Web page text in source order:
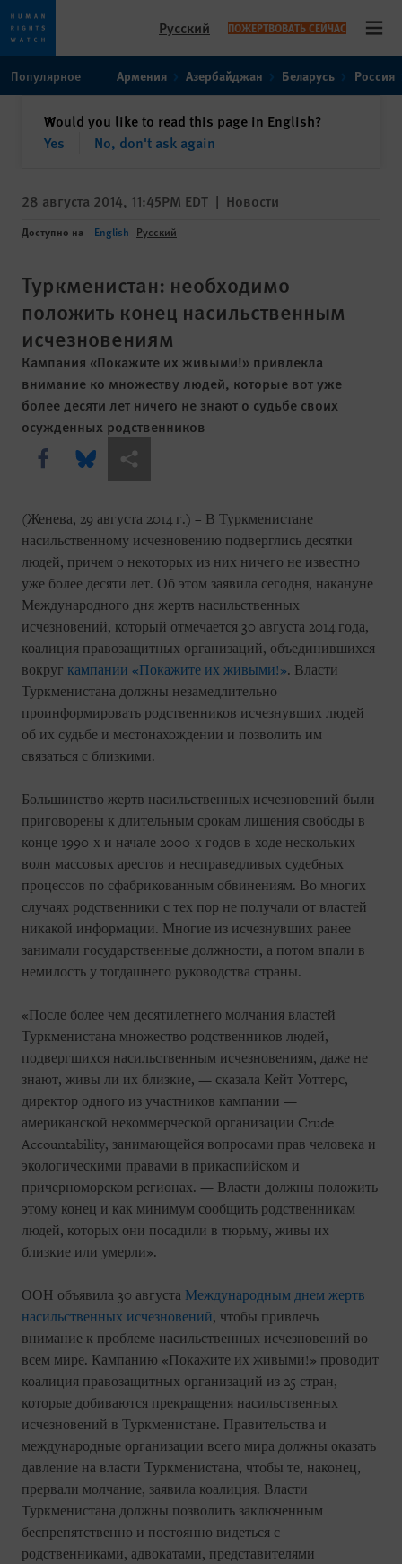
toto
content
Русский ПОЖЕРТВОВАТЬ СЕЙЧАС
Популярное Армения Азербайджан Беларусь Россия
Would you like to read this page in English?
Yes
No, don't ask again
✕закрыть
28 августа 2014, 11:45PM EDT | Новости
Доступно на English Русский
Туркменистан: необходимо
положить конец насильственным
исчезновениям
Кампания «Покажите их живыми!» привлекла
внимание ко множеству людей, которые вот уже
более десяти лет ничего не знают о судьбе своих
осужденных родственников
Share this via Facebook
Share this via Bluesky
Share this via Поделиться
(Женева, 29 августа 2014 г.) – В Туркменистане
насильственному исчезновению подверглись десятки
людей, причем о некоторых из них ничего не известно
уже более десяти лет. Об этом заявила сегодня, накануне
Международного дня жертв насильственных
исчезновений, который отмечается 30 августа 2014 года,
коалиция правозащитных организаций, объединившихся
вокруг кампании «Покажите их живыми!». Власти
Туркменистана должны незамедлительно
проинформировать родственников исчезнувших людей
об их судьбе и местонахождении и позволить им
связаться с близкими.
Большинство жертв насильственных исчезновений были
приговорены к длительным срокам лишения свободы в
конце 1990-х и начале 2000-х годов в ходе нескольких
волн массовых арестов и несправедливых судебных
процессов по сфабрикованным обвинениям. Во многих
случаях родственники с тех пор не получали от властей
никакой информации. Многие из исчезнувших ранее
занимали государственные должности, а потом впали в
немилость у тогдашнего руководства страны.
«После более чем десятилетнего молчания властей
Туркменистана множество родственников людей,
подвергшихся насильственным исчезновениям, даже не
знают, живы ли их близкие, — сказала Кейт Уоттерс,
директор одного из участников кампании —
американской некоммерческой организации Crude
Accountability, занимающейся вопросами прав человека и
экологическими правами в прикаспийском и
причерноморском регионах. — Власти должны положить
этому конец и как минимум сообщить родственникам
людей, которых они посадили в тюрьму, живы их
близкие или умерли».
ООН объявила 30 августа Международным днем жертв
насильственных исчезновений, чтобы привлечь
внимание к проблеме насильственных исчезновений во
всем мире. Кампанию «Покажите их живыми!» проводит
коалиция правозащитных организаций из 25 стран,
которые добиваются прекращения насильственных
исчезновений в Туркменистане. Правительства и
международные организации всего мира должны оказать
давление на власти Туркменистана, чтобы те, наконец,
прервали молчание, заявила коалиция. Власти
Туркменистана должны позволить заключенным
беспрепятственно и постоянно видеться с
родственниками, адвокатами, представителями